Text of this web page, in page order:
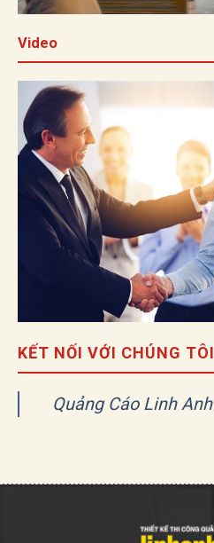
Video
KẾT NỐI VỚI CHÚNG TÔI
Quảng Cáo Linh